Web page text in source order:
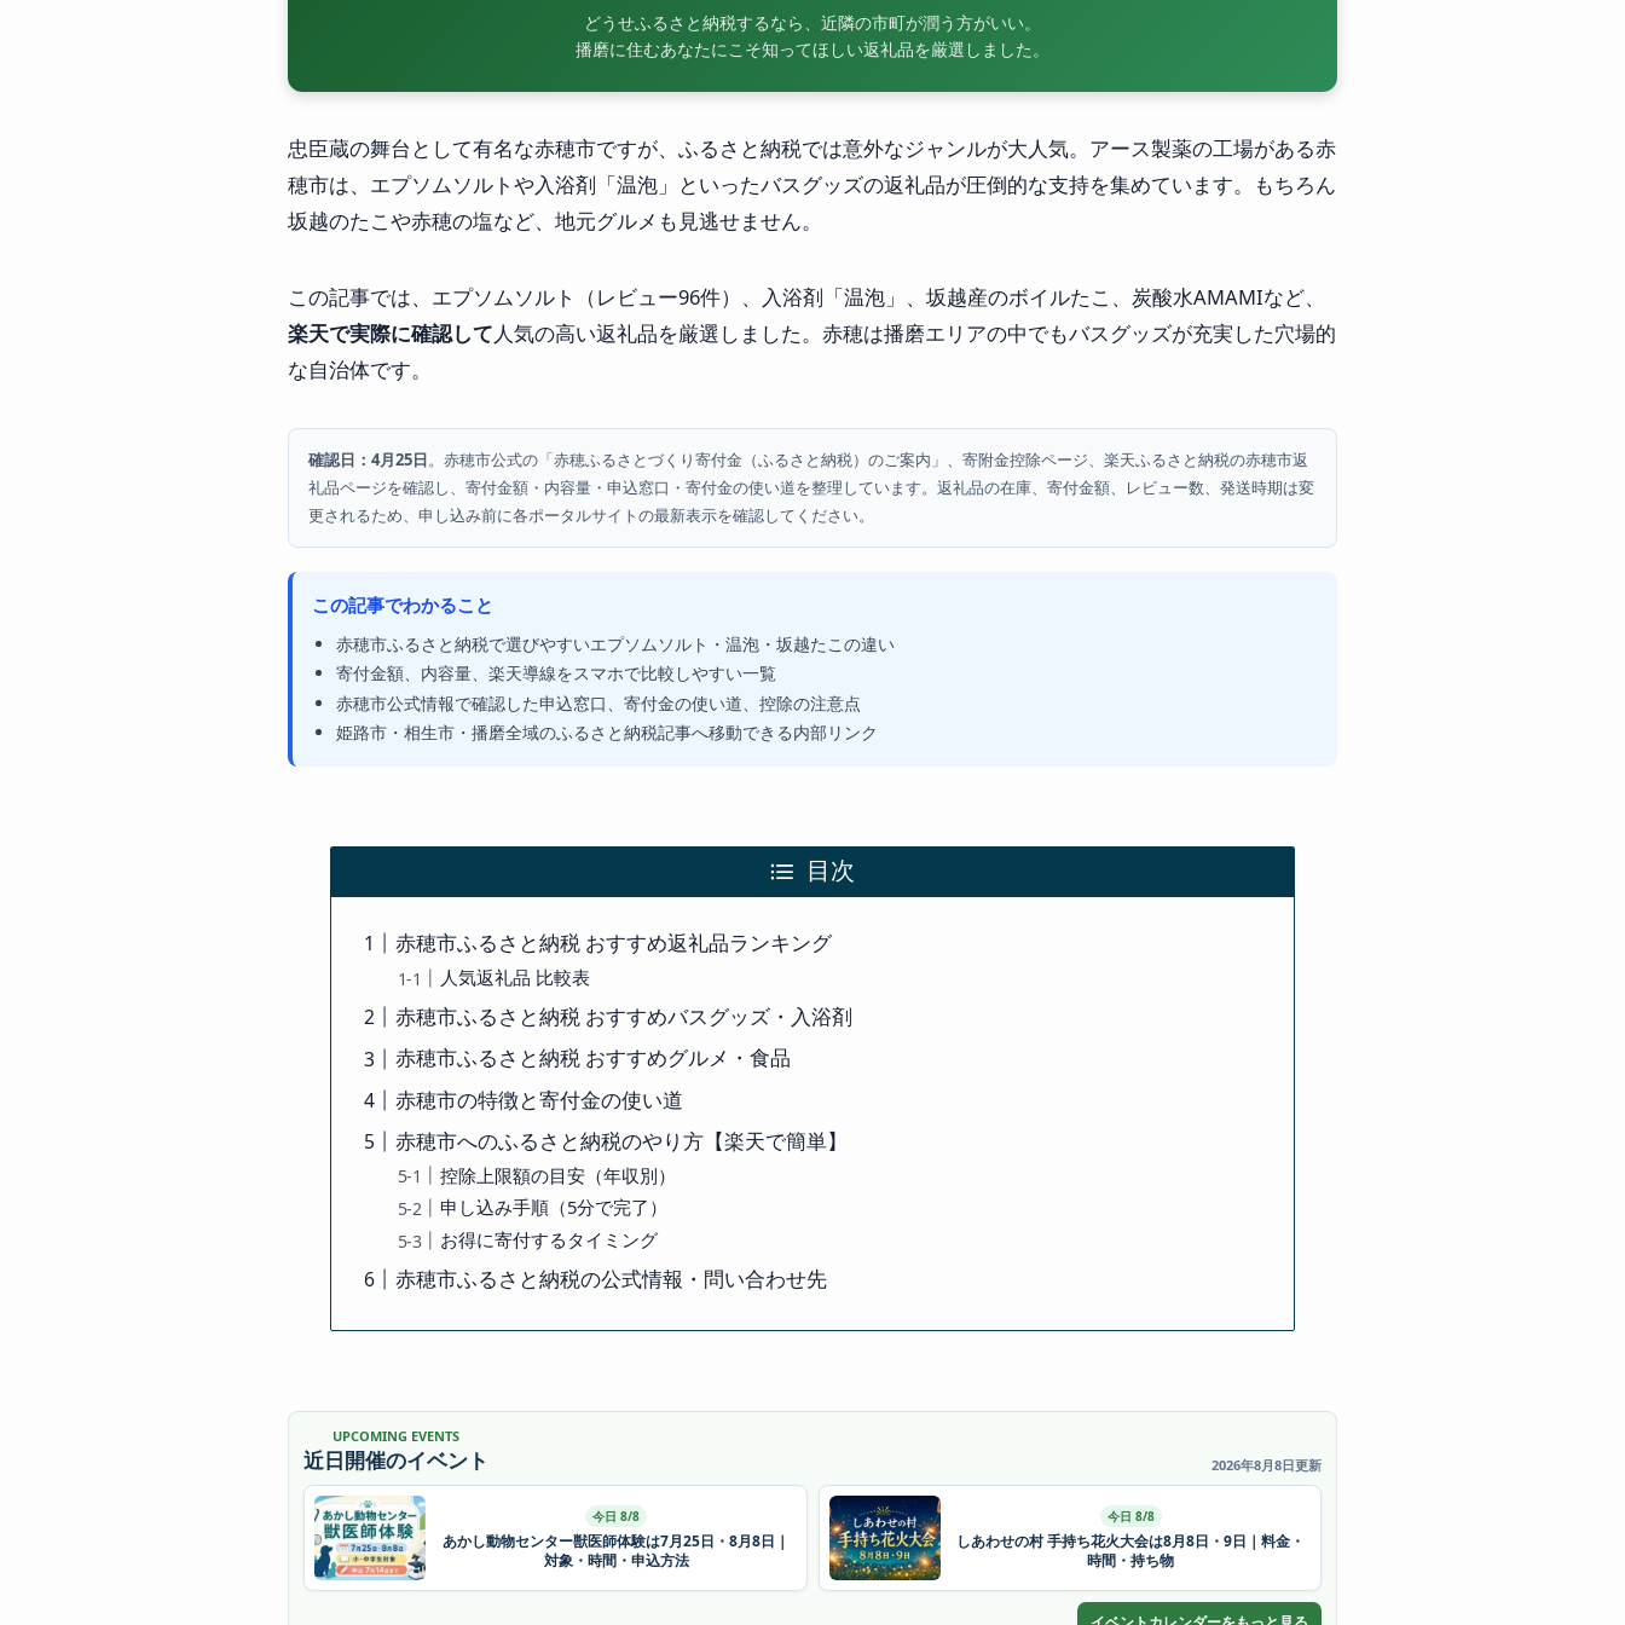
どうせふるさと納税するなら、近隣の市町が潤う方がいい。
播磨に住むあなたにこそ知ってほしい返礼品を厳選しました。
忠臣蔵の舞台として有名な赤穂市ですが、ふるさと納税では意外なジャンルが大人気。アース製薬の工場がある赤
穂市は、エプソムソルトや入浴剤「温泡」といったバスグッズの返礼品が圧倒的な支持を集めています。もちろん
坂越のたこや赤穂の塩など、地元グルメも見逃せません。
この記事では、エプソムソルト（レビュー96件）、入浴剤「温泡」、坂越産のボイルたこ、炭酸水AMAMIなど、
楽天で実際に確認して 人気の高い返礼品を厳選しました。赤穂は播磨エリアの中でもバスグッズが充実した穴場的
な自治体です。
確認日：4月25日。赤穂市公式の「赤穂ふるさとづくり寄付金（ふるさと納税）のご案内」、寄附金控除ページ、楽天ふるさと納税の赤穂市返
礼品ページを確認し、寄付金額・内容量・申込窓口・寄付金の使い道を整理しています。返礼品の在庫、寄付金額、レビュー数、発送時期は変
更されるため、申し込み前に各ポータルサイトの最新表示を確認してください。
この記事でわかること
赤穂市ふるさと納税で選びやすいエプソムソルト・温泡・坂越たこの違い
寄付金額、内容量、楽天導線をスマホで比較しやすい一覧
赤穂市公式情報で確認した申込窓口、寄付金の使い道、控除の注意点
姫路市・相生市・播磨全域のふるさと納税記事へ移動できる内部リンク
目次
赤穂市ふるさと納税 おすすめ返礼品ランキング
人気返礼品 比較表
赤穂市ふるさと納税 おすすめバスグッズ・入浴剤
赤穂市ふるさと納税 おすすめグルメ・食品
赤穂市の特徴と寄付金の使い道
赤穂市へのふるさと納税のやり方【楽天で簡単】
控除上限額の目安（年収別）
申し込み手順（5分で完了）
お得に寄付するタイミング
赤穂市ふるさと納税の公式情報・問い合わせ先
UPCOMING EVENTS
近日開催のイベント 2026年8月8日更新
今日 8/8
あかし動物センター獣医師体験は7月25日・8月8日｜
対象・時間・申込方法
今日 8/8
しあわせの村 手持ち花火大会は8月8日・9日｜料金・
時間・持ち物